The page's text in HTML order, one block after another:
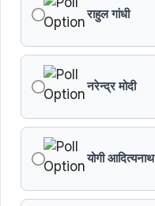
राहुल गांधी
नरेन्द्र मोदी
योगी आदित्यनाथ